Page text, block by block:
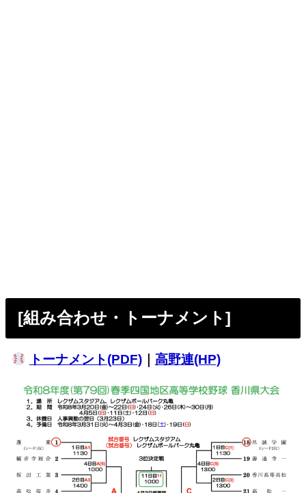
[組み合わせ・トーナメント]
トーナメント(PDF)｜ 高野連(HP)